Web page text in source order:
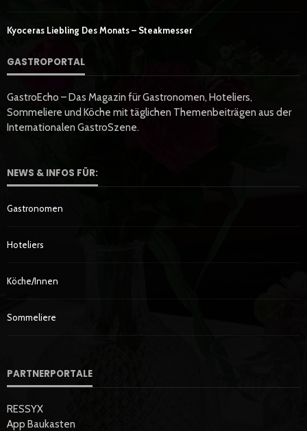
Kyoceras Liebling Des Monats – Steakmesser
GASTROPORTAL
GastroEcho – Das Magazin für Gastronomen, Hoteliers,
Sommeliere und Köche mit täglichen Themenbeiträgen aus der
Internationalen GastroSzene.
NEWS & INFOS FÜR:
Gastronomen
Hoteliers
Köche/innen
Sommeliere
PARTNERPORTALE
RESSYX
App Baukasten